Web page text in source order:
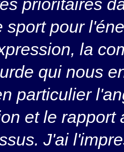
prioritaires
sport pour
la
qui nous
particulier
et le rapport
J'ai